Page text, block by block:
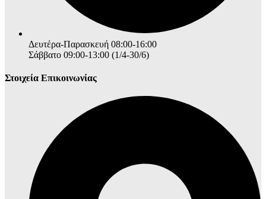
Δευτέρα-Παρασκευή 08:00-16:00
Σάββατο 09:00-13:00 (1/4-30/6)
Στοιχεία Επικοινωνίας